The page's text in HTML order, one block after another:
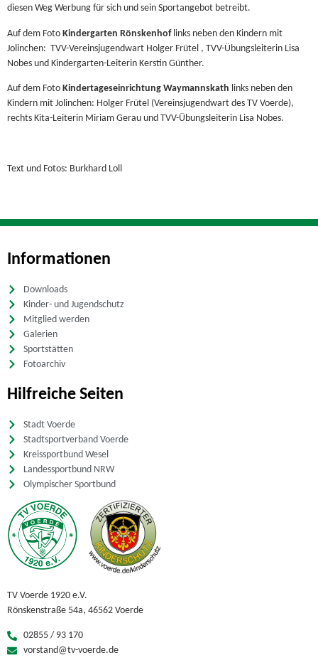
diesen Weg Werbung für sich und sein Sportangebot betreibt.
Auf dem Foto Kindergarten Rönskenhoflinks neben den Kindern mit
Jolinchen: TVV-Vereinsjugendwart Holger Frütel , TVV-Übungsleiterin Lisa
Nobes und Kindergarten-Leiterin Kerstin Günther.
Auf dem Foto Kindertageseinrichtung Waymannskath links neben den
Kindern mit Jolinchen: Holger Frütel (Vereinsjugendwart des TV Voerde),
rechts Kita-Leiterin Miriam Gerau und TVV-Übungsleiterin Lisa Nobes.
Text und Fotos: Burkhard Loll
Informationen
Downloads
Kinder- und Jugendschutz
Mitglied werden
Galerien
Sportstätten
Fotoarchiv
Hilfreiche Seiten
Stadt Voerde
Stadtsportverband Voerde
Kreissportbund Wesel
Landessportbund NRW
Olympischer Sportbund
TV Voerde 1920 e.V.
Rönskenstraße 54a, 46562 Voerde
02855 / 93 170
vorstand@tv-voerde.de